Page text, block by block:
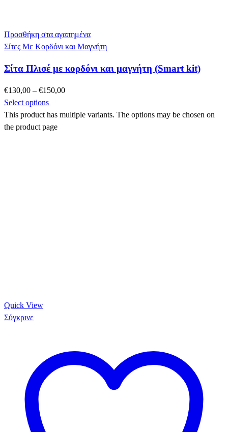
Προσθήκη στα αγαπημένα
Σίτες Με Κορδόνι και Μαγνήτη
Σίτα Πλισέ με κορδόνι και μαγνήτη (Smart kit)
€130,00 – €150,00
Select options
This product has multiple variants. The options may be chosen on
the product page
Quick View
Σύγκρινε